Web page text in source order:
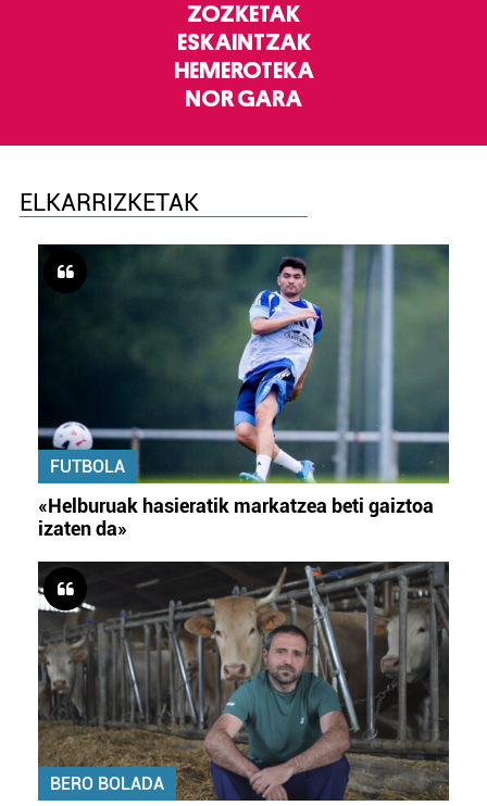
ZOZKETAK
ESKAINTZAK
HEMEROTEKA
NOR GARA
ELKARRIZKETAK
FUTBOLA
«Helburuak hasieratik markatzea beti gaiztoa
izaten da»
BERO BOLADA